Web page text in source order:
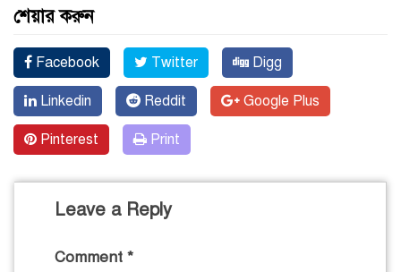
শেয়ার করুন
Facebook Twitter Digg
Linkedin Reddit Google Plus
Pinterest Print
Leave a Reply
Comment *